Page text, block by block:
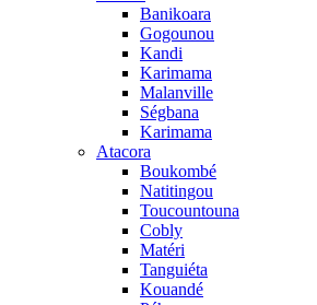
Banikoara
Gogounou
Kandi
Karimama
Malanville
Ségbana
Karimama
Atacora
Boukombé
Natitingou
Toucountouna
Cobly
Matéri
Tanguiéta
Kouandé